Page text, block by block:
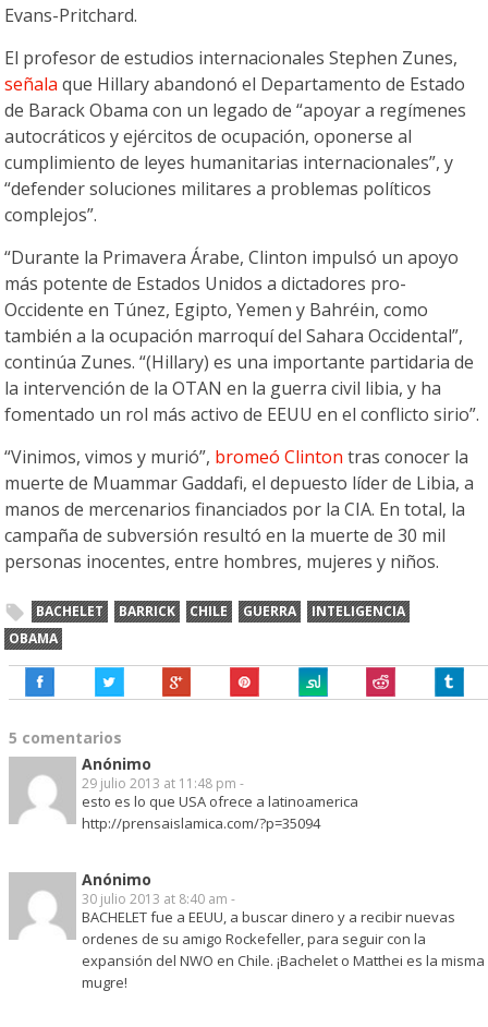
Evans-Pritchard.
El profesor de estudios internacionales Stephen Zunes,
señala que Hillary abandonó el Departamento de Estado
de Barack Obama con un legado de “apoyar a regímenes
autocráticos y ejércitos de ocupación, oponerse al
cumplimiento de leyes humanitarias internacionales”, y
“defender soluciones militares a problemas políticos
complejos”.
“Durante la Primavera Árabe, Clinton impulsó un apoyo
más potente de Estados Unidos a dictadores pro-
Occidente en Túnez, Egipto, Yemen y Bahréin, como
también a la ocupación marroquí del Sahara Occidental”,
continúa Zunes. “(Hillary) es una importante partidaria de
la intervención de la OTAN en la guerra civil libia, y ha
fomentado un rol más activo de EEUU en el conflicto sirio”.
“Vinimos, vimos y murió”, bromeó Clinton tras conocer la
muerte de Muammar Gaddafi, el depuesto líder de Libia, a
manos de mercenarios financiados por la CIA. En total, la
campaña de subversión resultó en la muerte de 30 mil
personas inocentes, entre hombres, mujeres y niños.
BACHELET BARRICK CHILE GUERRA
INTELIGENCIA
OBAMA
5 comentarios
Anónimo
29 julio 2013 at 11:48 pm -
esto es lo que USA ofrece a latinoamerica
http://prensaislamica.com/?p=35094
Anónimo
30 julio 2013 at 8:40 am -
BACHELET fue a EEUU, a buscar dinero y a recibir nuevas
ordenes de su amigo Rockefeller, para seguir con la
expansión del NWO en Chile. ¡Bachelet o Matthei es la misma
mugre!